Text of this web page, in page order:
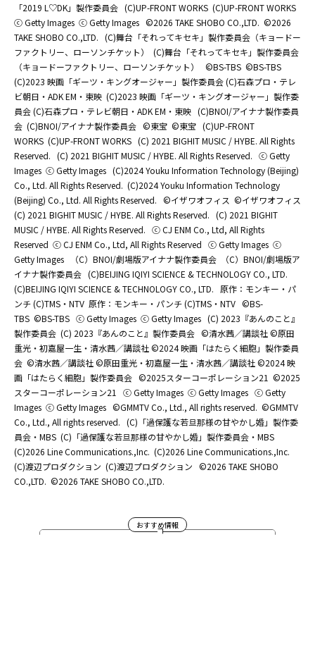
「2019 L♡DK」製作委員会 (C)UP-FRONT WORKS (C)UP-FRONT WORKS
ⓒ Getty Images ⓒ Getty Images ©2026 TAKE SHOBO CO.,LTD. ©2026
TAKE SHOBO CO.,LTD. (C)舞台「それってキセキ」製作委員会（キョードー
ファクトリー、ローソンチケット）
(C)舞台「それってキセキ」製作委員会
（キョードーファクトリー、ローソンチケット）
©BS-TBS ©BS-TBS
(C)2023 映画「ギーツ・キングオージャー」製作委員会 (C)石森プロ・テレ
ビ朝日・ADK EM・東映 (C)2023 映画「ギーツ・キングオージャー」製作委
員会 (C)石森プロ・テレビ朝日・ADK EM・東映 (C)BNOI/アイナナ製作委員
会 (C)BNOI/アイナナ製作委員会 ©東宝 ©東宝 (C)UP-FRONT
WORKS (C)UP-FRONT WORKS (C) 2021 BIGHIT MUSIC / HYBE. All Rights
Reserved. (C) 2021 BIGHIT MUSIC / HYBE. All Rights Reserved. ⓒ Getty
Images ⓒ Getty Images (C)2024 Youku Information Technology (Beijing)
Co., Ltd. All Rights Reserved. (C)2024 Youku Information Technology
(Beijing) Co., Ltd. All Rights Reserved. ©イザワオフィス ©イザワオフィス
(C) 2021 BIGHIT MUSIC / HYBE. All Rights Reserved. (C) 2021 BIGHIT
MUSIC / HYBE. All Rights Reserved. ⓒ CJ ENM Co., Ltd, All Rights
Reserved ⓒ CJ ENM Co., Ltd, All Rights Reserved ⓒ Getty Images ⓒ
Getty Images
（C）BNOI/劇場版アイナナ製作委員会
（C）BNOI/劇場版ア
イナナ製作委員会 (C)BEIJING IQIYI SCIENCE & TECHNOLOGY CO., LTD.
(C)BEIJING IQIYI SCIENCE & TECHNOLOGY CO., LTD. 原作：モンキー・パ
ンチ (C)TMS・NTV 原作：モンキー・パンチ (C)TMS・NTV ©BS-
TBS ©BS-TBS ⓒ Getty Images ⓒ Getty Images (C) 2023『あんのこと』
製作委員会 (C) 2023『あんのこと』製作委員会 ©清水茜／講談社 ©原田
重光・初嘉屋一生・清水茜／講談社 ©2024 映画「はたらく細胞」製作委員
会 ©清水茜／講談社 ©原田重光・初嘉屋一生・清水茜／講談社 ©2024 映
画「はたらく細胞」製作委員会 ©2025スターコーポレーション21 ©2025
スターコーポレーション21 ⓒ Getty Images ⓒ Getty Images ⓒ Getty
Images ⓒ Getty Images ©GMMTV Co., Ltd., All rights reserved. ©GMMTV
Co., Ltd., All rights reserved. (C)「過保護な若旦那様の甘やかし婚」製作委
員会・MBS (C)「過保護な若旦那様の甘やかし婚」製作委員会・MBS
(C)2026 Line Communications.,Inc. (C)2026 Line Communications.,Inc.
(C)渡辺プロダクション (C)渡辺プロダクション ©2026 TAKE SHOBO
CO.,LTD. ©2026 TAKE SHOBO CO.,LTD.
おすすめ情報